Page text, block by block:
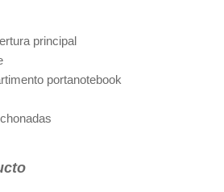
principal
portanotebook